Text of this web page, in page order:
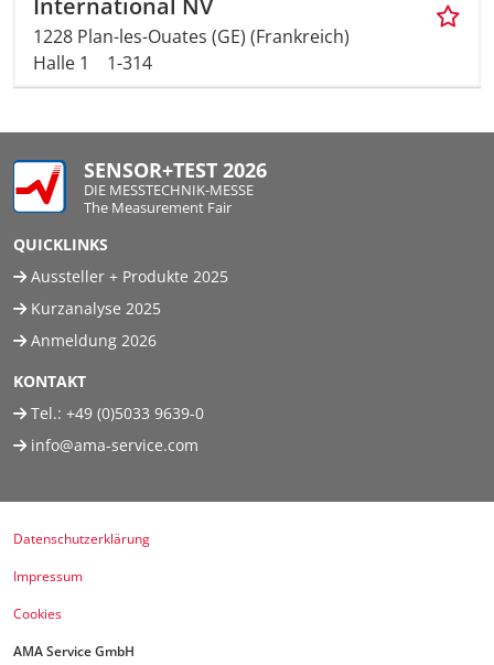
International NV
1228 Plan-les-Ouates (GE) (Frankreich)
Halle 1
1-314
SENSOR+TEST 2026
DIE MESSTECHNIK-MESSE
The Measurement Fair
QUICKLINKS
Aussteller + Produkte 2025
Kurzanalyse 2025
Anmeldung 2026
KONTAKT
Tel.: +49 (0)5033 9639-0
info@ama-service.com
Datenschutzerklärung
Impressum
Cookies
AMA Service GmbH